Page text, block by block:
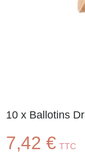
10 x Ballotins
7,42 € TTC